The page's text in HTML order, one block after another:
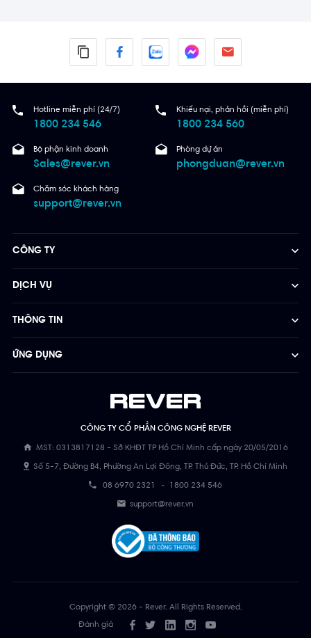
Hotline miễn phí (24/7)
1800 234 546
Khiếu nại, phản hồi (miễn phí)
1800 234 560
Bộ phận kinh doanh
Sales@rever.vn
Phòng dự án
phongduan@rever.vn
Chăm sóc khách hàng
support@rever.vn
CÔNG TY CỔ PHẦN CÔNG NGHỆ REVER
MST: 0313817128 - Sở KHĐT TP Hồ Chí Minh cấp ngày 20/05/2016
Số 5-7, Đường B4, Phường An Lợi Đông, TP. Thủ Đức, TP. Hồ Chí Minh
08 6970 2321 - 1800 234 546
support@rever.vn
CÔNG TY
DỊCH VỤ
THÔNG TIN
ỨNG DỤNG
Copyright © 2026 - Rever. All Rights Reserved.
Đánh giá